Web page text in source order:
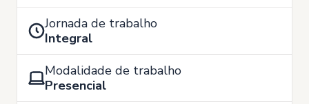
Jornada de trabalho
Integral
Modalidade de trabalho
Presencial